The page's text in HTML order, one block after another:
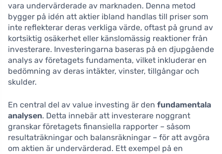
vara undervärderade av marknaden. Denna metod
bygger på idén att aktier ibland handlas till priser som
inte reflekterar deras verkliga värde, oftast på grund av
kortsiktig osäkerhet eller känslomässig reaktioner från
investerare. Investeringarna baseras på en djupgående
analys av företagets fundamenta, vilket inkluderar en
bedömning av deras intäkter, vinster, tillgångar och
skulder.
En central del av value investing är den fundamentala
analysen. Detta innebär att investerare noggrant
granskar företagets finansiella rapporter – såsom
resultaträkningar och balansräkningar – för att avgöra
om aktien är undervärderad. Ett exempel på en